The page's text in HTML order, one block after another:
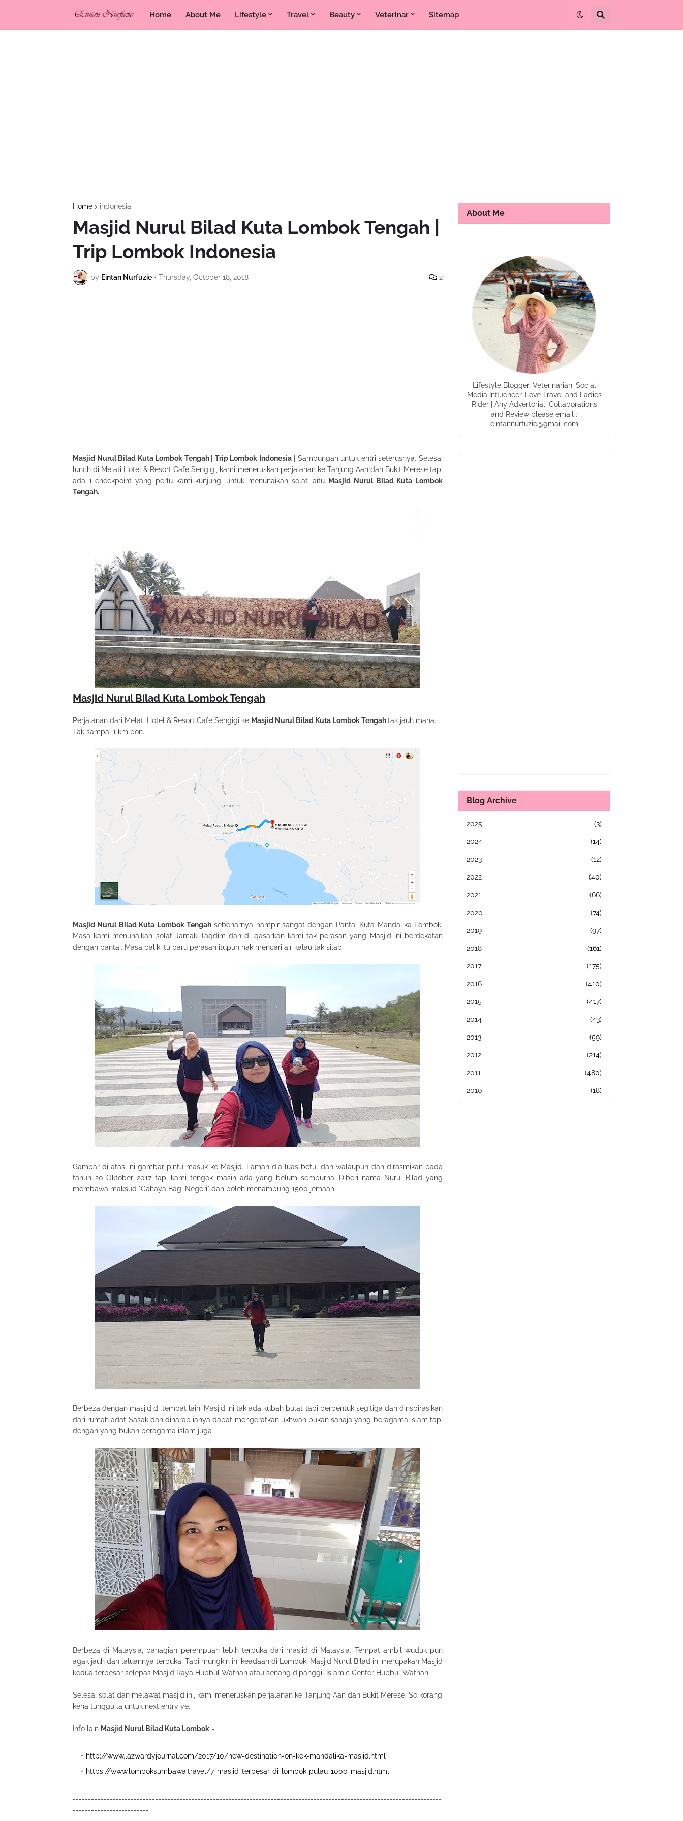
Home About Me Lifestyle Travel Beauty Veterinar Sitemap
Home indonesia
Masjid Nurul Bilad Kuta Lombok Tengah |
Trip Lombok Indonesia
by Eintan Nurfuzie • Thursday, October 18, 2018 2
Masjid Nurul Bilad Kuta Lombok Tengah | Trip Lombok Indonesia| Sambungan untuk entri seterusnya. Selesai
lunch di Melati Hotel & Resort Cafe Sengigi, kami meneruskan perjalanan ke Tanjung Aan dan Bukit Merese tapi
ada 1 checkpoint yang perlu kami kunjungi untuk menunaikan solat iaitu
Masjid Nurul Bilad Kuta Lombok
Tengah.
Masjid Nurul Bilad Kuta Lombok Tengah
Perjalanan dari Melati Hotel & Resort Cafe Sengigi ke Masjid Nurul Bilad Kuta Lombok Tengahtak jauh mana.
Tak sampai 1 km pon.
Masjid Nurul Bilad Kuta Lombok Tengahsebenarnya hampir sangat dengan Pantai Kuta Mandalika Lombok.
Masa kami menunaikan solat Jamak Taqdim dan di qasarkan kami tak perasan yang Masjid ini berdekatan
dengan pantai. Masa balik itu baru perasan itupun nak mencari air kalau tak silap.
Gambar di atas ini gambar pintu masuk ke Masjid. Laman dia luas betul dan walaupun dah dirasmikan pada
tahun 20 Oktober 2017 tapi kami tengok masih ada yang belum sempurna. Diberi nama Nurul Bilad yang
membawa maksud "Cahaya Bagi Negeri" dan boleh menampung 1500 jemaah.
Berbeza dengan masjid di tempat lain, Masjid ini tak ada kubah bulat tapi berbentuk segitiga dan dinspirasikan
dari rumah adat Sasak dan diharap ianya dapat mengeratkan ukhwah bukan sahaja yang beragama islam tapi
dengan yang bukan beragama islam juga
Berbeza di Malaysia, bahagian perempuan lebih terbuka dari masjid di Malaysia. Tempat ambil wuduk pun
agak jauh dan laluannya terbuka. Tapi mungkin ini keadaan di Lombok. Masjid Nurul Bilad ini merupakan Masjid
kedua terbesar selepas Masjid Raya Hubbul Wathan atau senang dipanggil Islamic Center Hubbul Wathan
Selesai solat dan melawat masjid ini, kami meneruskan perjalanan ke Tanjung Aan dan Bukit Merese. So korang
kena tunggu la untuk next entry ye..
Info lain Masjid Nurul Bilad Kuta Lombok -
http://www.lazwardyjournal.com/2017/10/new-destination-on-kek-mandalika-masjid.html
https://www.lomboksumbawa.travel/7-masjid-terbesar-di-lombok-pulau-1000-masjid.html
-------------------------------------------------------------------------------------------------------------------------
-------------------------
About Me
Lifestyle Blogger, Veterinarian, Social
Media Influencer, Love Travel and Ladies
Rider | Any Advertorial, Collaborations
and Review please email :
eintannurfuzie@gmail.com
Blog Archive
2025 (3)
2024 (14)
2023 (12)
2022 (40)
2021 (66)
2020 (74)
2019 (97)
2018 (161)
2017 (175)
2016 (410)
2015 (417)
2014 (43)
2013 (59)
2012 (214)
2011 (480)
2010 (18)